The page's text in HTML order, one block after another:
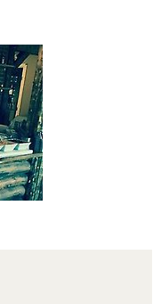
Förstora bilden